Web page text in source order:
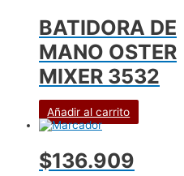
BATIDORA DE
MANO OSTER
MIXER 3532
Añadir al carrito
$136.909